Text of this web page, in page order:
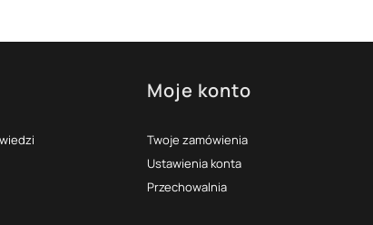
Moje konto
Twoje zamówienia
Ustawienia konta
Przechowalnia